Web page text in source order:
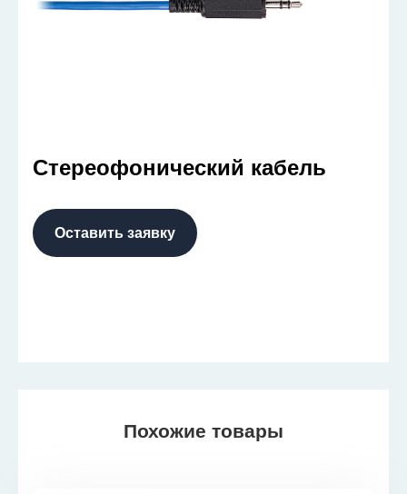
Стереофонический кабель
Оставить заявку
Похожие товары